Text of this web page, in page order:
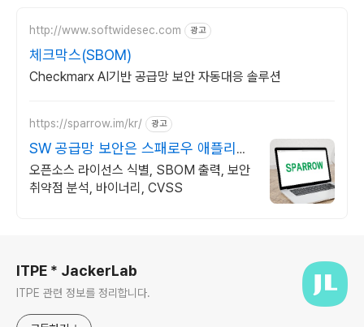
http://www.softwidesec.com 광고
체크막스(SBOM)
Checkmarx AI기반 공급망 보안 자동대응 솔루션
https://sparrow.im/kr/ 광고
SW 공급망 보안은 스패로우 애플리케
이션 보안 전문 기업
오픈소스 라이선스 식별, SBOM 출력, 보안
취약점 분석, 바이너리, CVSS
ITPE * JackerLab
ITPE 관련 정보를 정리합니다.